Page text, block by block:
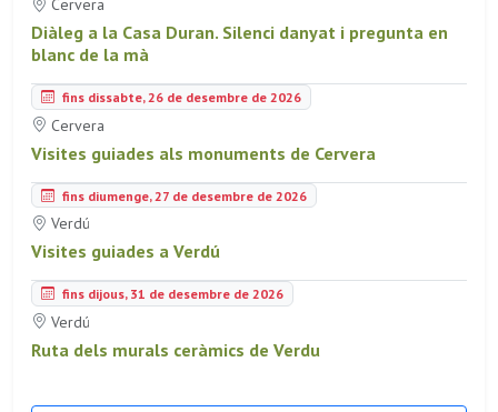
Cervera
Diàleg a la Casa Duran. Silenci danyat i pregunta en
blanc de la mà
fins dissabte, 26 de desembre de 2026
Cervera
Visites guiades als monuments de Cervera
fins diumenge, 27 de desembre de 2026
Verdú
Visites guiades a Verdú
fins dijous, 31 de desembre de 2026
Verdú
Ruta dels murals ceràmics de Verdu